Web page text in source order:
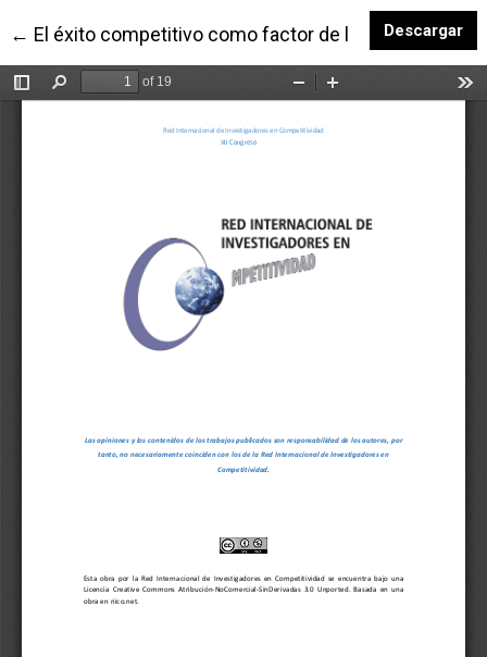
← Volver a los detalles del artículo
El éxito competitivo como factor de la Descargar